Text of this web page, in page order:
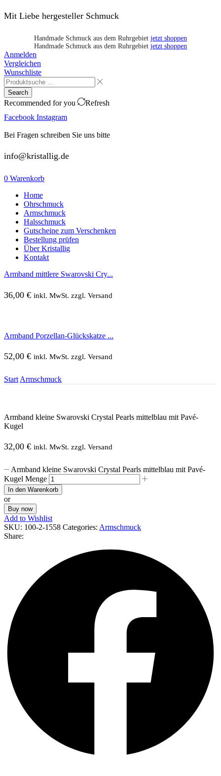
Mit Liebe hergesteller Schmuck
Handmade Schmuck aus dem Ruhrgebiet jetzt shoppen
Handmade Schmuck aus dem Ruhrgebiet jetzt shoppen
Anmelden
Vergleichen
Wunschliste
Search
Recommended for you
Refresh
Facebook Instagram
Bei Fragen schreiben Sie uns bitte
info@kristallig.de
0 Warenkorb
Home
Ohrschmuck
Armschmuck
Halsschmuck
Gutscheine zum Verschenken
Bestellung prüfen
Über Kristallig
Kontakt
Armband mittlere Swarovski Cry...
36,00 € inkl. MwSt. zzgl. Versand
Armband Porzellan-Glückskatze ...
52,00 € inkl. MwSt. zzgl. Versand
Start Armschmuck
Armband kleine Swarovski Crystal Pearls mittelblau mit Pavé-
Kugel
32,00 € inkl. MwSt. zzgl. Versand
Armband kleine Swarovski Crystal Pearls mittelblau mit Pavé-
Kugel Menge
In den Warenkorb
or
Buy now
Add to Wishlist
SKU: 100-2-1558 Categories: Armschmuck
Share: